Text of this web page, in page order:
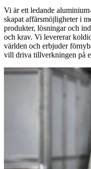
Vi är ett ledande
skapat affärsmöjligheter i
produkter, lösningar och
och krav. Vi levererar
världen och erbjuder
vill driva tillverkningen på